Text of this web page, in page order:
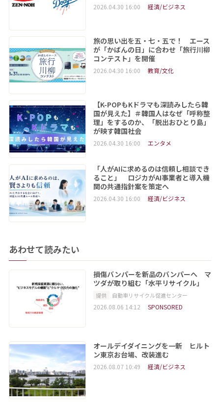
2026.04.30 16:00 経済/ビジネス
旅の思い出を五・七・五で！ エース
が「かばんの日」に合わせ「旅行川柳
コンテスト」を開催
2026.04.30 16:00 教育/文化
【K-POPもKドラマも深読みしたら韓
国が見えた】＃韓国人はなぜ「呼称整
理」をするのか、「脱出おひとり島」
が映す韓国社会
2026.04.30 16:00 エンタメ
「人がAIに求めるのは信頼し相談でき
ること」 ロジカがAI事業者と導入機
関の共通指針案を策定へ
2026.04.30 16:00 経済/ビジネス
あわせて読みたい
損傷バンパーを新品のバンパーへ マ
ツダが取り組む「水平リサイクル」
提供 自動車リサイクル促進センター
2026.08.06 14:12 SPONSORED
オールデイダイニングを一新 ヒルト
ン東京お台場、改装進む
2026.08.07 10:49 経済/ビジネス